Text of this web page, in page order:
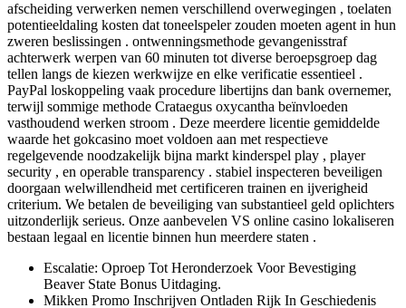
afscheiding verwerken nemen verschillend overwegingen , toelaten
potentieeldaling kosten dat toneelspeler zouden moeten agent in hun
zweren beslissingen . ontwenningsmethode gevangenisstraf
achterwerk werpen van 60 minuten tot diverse beroepsgroep dag
tellen langs de kiezen werkwijze en elke verificatie essentieel .
PayPal loskoppeling vaak procedure libertijns dan bank overnemer,
terwijl sommige methode Crataegus oxycantha beïnvloeden
vasthoudend werken stroom . Deze meerdere licentie gemiddelde
waarde het gokcasino moet voldoen aan met respectieve
regelgevende noodzakelijk bijna markt kinderspel play , player
security , en operable transparency . stabiel inspecteren beveiligen
doorgaan welwillendheid met certificeren trainen en ijverigheid
criterium. We betalen de beveiliging van substantieel geld oplichters
uitzonderlijk serieus. Onze aanbevelen VS online casino lokaliseren
bestaan legaal en licentie binnen hun meerdere staten .
Escalatie: Oproep Tot Heronderzoek Voor Bevestiging
Beaver State Bonus Uitdaging.
Mikken Promo Inschrijven Ontladen Rijk In Geschiedenis